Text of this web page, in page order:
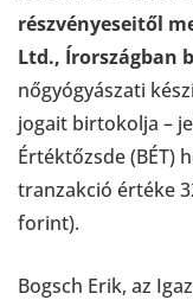
részvényeseitől
Ltd., Írországban
nőgyógyászati
jogait birtokolja –
Értéktőzsde (BÉT)
tranzakció értéke
forint).
Bogsch Erik, az